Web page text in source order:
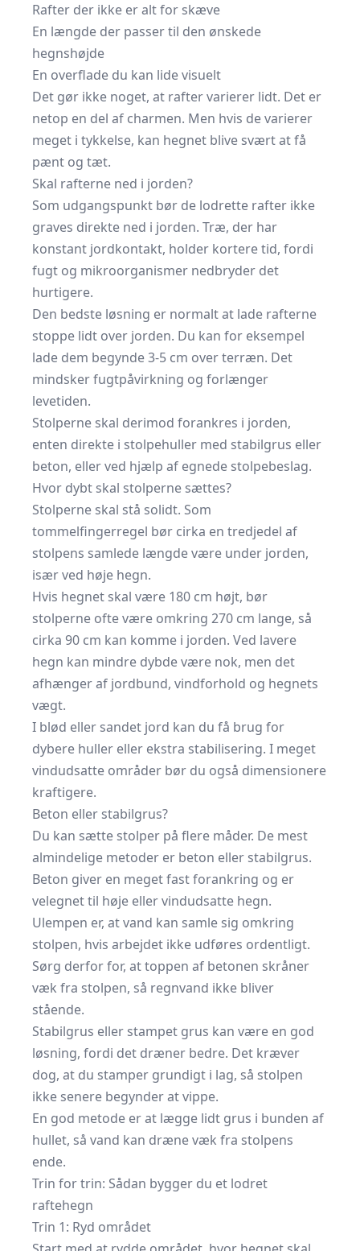
Rafter der ikke er alt for skæve
En længde der passer til den ønskede
hegnshøjde
En overflade du kan lide visuelt
Det gør ikke noget, at rafter varierer lidt. Det er
netop en del af charmen. Men hvis de varierer
meget i tykkelse, kan hegnet blive svært at få
pænt og tæt.
Skal rafterne ned i jorden?
Som udgangspunkt bør de lodrette rafter ikke
graves direkte ned i jorden. Træ, der har
konstant jordkontakt, holder kortere tid, fordi
fugt og mikroorganismer nedbryder det
hurtigere.
Den bedste løsning er normalt at lade rafterne
stoppe lidt over jorden. Du kan for eksempel
lade dem begynde 3-5 cm over terræn. Det
mindsker fugtpåvirkning og forlænger
levetiden.
Stolperne skal derimod forankres i jorden,
enten direkte i stolpehuller med stabilgrus eller
beton, eller ved hjælp af egnede stolpebeslag.
Hvor dybt skal stolperne sættes?
Stolperne skal stå solidt. Som
tommelfingerregel bør cirka en tredjedel af
stolpens samlede længde være under jorden,
især ved høje hegn.
Hvis hegnet skal være 180 cm højt, bør
stolperne ofte være omkring 270 cm lange, så
cirka 90 cm kan komme i jorden. Ved lavere
hegn kan mindre dybde være nok, men det
afhænger af jordbund, vindforhold og hegnets
vægt.
I blød eller sandet jord kan du få brug for
dybere huller eller ekstra stabilisering. I meget
vindudsatte områder bør du også dimensionere
kraftigere.
Beton eller stabilgrus?
Du kan sætte stolper på flere måder. De mest
almindelige metoder er beton eller stabilgrus.
Beton giver en meget fast forankring og er
velegnet til høje eller vindudsatte hegn.
Ulempen er, at vand kan samle sig omkring
stolpen, hvis arbejdet ikke udføres ordentligt.
Sørg derfor for, at toppen af betonen skråner
væk fra stolpen, så regnvand ikke bliver
stående.
Stabilgrus eller stampet grus kan være en god
løsning, fordi det dræner bedre. Det kræver
dog, at du stamper grundigt i lag, så stolpen
ikke senere begynder at vippe.
En god metode er at lægge lidt grus i bunden af
hullet, så vand kan dræne væk fra stolpens
ende.
Trin for trin: Sådan bygger du et lodret
raftehegn
Trin 1: Ryd området